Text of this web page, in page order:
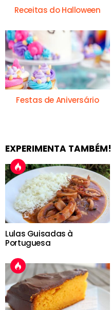
Receitas do Halloween
Festas de Aniversário
EXPERIMENTA TAMBÉM!
Lulas Guisadas à
Portuguesa